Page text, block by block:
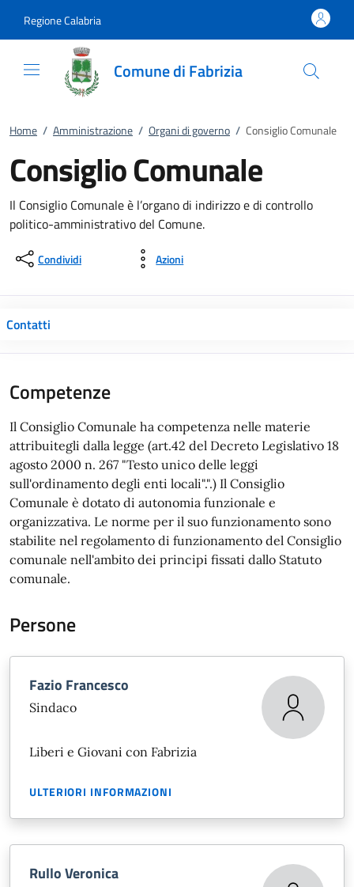
Regione Calabria
Comune di Fabrizia
Home / Amministrazione / Organi di governo / Consiglio Comunale
Consiglio Comunale
Il Consiglio Comunale è l’organo di indirizzo e di controllo
politico-amministrativo del Comune.
Condividi Azioni
Contatti
Competenze
Il Consiglio Comunale ha competenza nelle materie
attribuitegli dalla legge (art.42 del Decreto Legislativo 18
agosto 2000 n. 267 "Testo unico delle leggi
sull'ordinamento degli enti locali".".) Il Consiglio
Comunale è dotato di autonomia funzionale e
organizzativa. Le norme per il suo funzionamento sono
stabilite nel regolamento di funzionamento del Consiglio
comunale nell'ambito dei principi fissati dallo Statuto
comunale.
Persone
Fazio Francesco
Sindaco
Liberi e Giovani con Fabrizia
ULTERIORI INFORMAZIONI
Rullo Veronica